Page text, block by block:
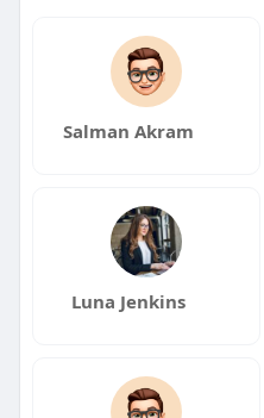
Salman Akram
Luna Jenkins